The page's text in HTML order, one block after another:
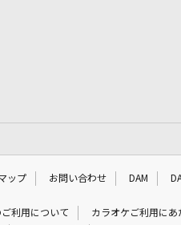
ップ お問い合わせ DAM
利用について カラオケご利用にあ